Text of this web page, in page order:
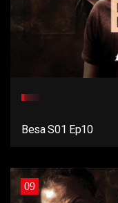
Besa S01 Ep10
09